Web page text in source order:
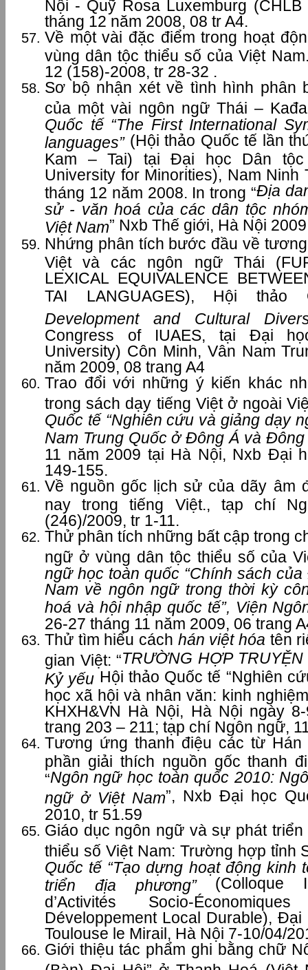
Nội - Quỹ Rosa Luxemburg
tháng 12 năm 2008, 08 tr A4.
Về một vài đặc điểm trong hoạt
vùng dân tộc thiểu số của Việt
12 (158)-2008, tr 28-32 .
Sơ bộ nhận xét về tình hình phân
của một vài ngôn ngữ Thái –
Quốc tế “The First International
languages” (Hội thảo Quốc tế lần
Kam – Tai) tại Đại học Dân tộc
University for Minorities), Nam Ninh
tháng 12 năm 2008. In trong “Địa
sử - văn hoá của các dân tộc
Việt Nam” Nxb Thế giới, Hà Nội
Nhứng phân tích bước đầu về
Việt và các ngôn ngữ Thái
LEXICAL EQUIVALENCE
TAI LANGUAGES), Hội
Development and Cultural
Congress of IUAES, tại Đại
University) Côn Minh, Vân Nam
năm 2009, 08 trang A4
Trao đổi với những ý kiến khác
trong sách dạy tiếng Việt ở ngoài
Quốc tế “Nghiên cứu và giảng dạy
Nam Trung Quốc ở Đông Á và Đông
11 năm 2009 tại Hà Nội, Nxb Đại
149-155.
Về nguồn gốc lịch sử của dãy âm
nay trong tiếng Việt., tạp chí
(246)/2009, tr 1-11.
Thử phân tích những bất cập trong
ngữ ở vùng dân tộc thiểu số của
ngữ học toàn quốc “Chính sách
Nam về ngôn ngữ trong thời kỳ
hoá và hội nhập quốc tế”, Viện
26-27 tháng 11 năm 2009, 06 trang
Thử tìm hiểu cách hán việt hóa tên
gian Việt: “TRƯỜNG HỢP
Kỷ yếu Hội thảo Quốc tế “Nghiên
học xã hội và nhân văn: kinh
KHXH&VN Hà Nội, Hà Nội ngày
trang 203 – 211; tạp chí Ngôn ngữ,
Tương ứng thanh điệu các từ
phần giải thích nguồn gốc thanh
“Ngôn ngữ học toàn quốc 2010:
ngữ ở Việt Nam”, Nxb Đại học
2010, tr 51.59
Giáo dục ngôn ngữ và sự phát
thiểu số Việt Nam: Trường hợp tỉnh
Quốc tế “Tạo dựng hoạt động kinh
triển địa phương”(Colloque
d’Activités Socio-
Développement Local Durable),
Toulouse le Mirail, Hà Nội 7-10/04/
Giới thiệu tác phẩm ghi bằng chữ